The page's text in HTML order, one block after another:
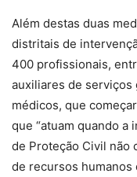
Além destas duas
distritais de
400 profissionais,
auxiliares de
médicos, que
que “atuam quando a
de Proteção Civil não
de recursos humanos